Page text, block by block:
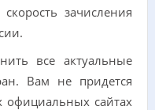
зачисления
все актуальные
Вам не придется
официальных сайтах